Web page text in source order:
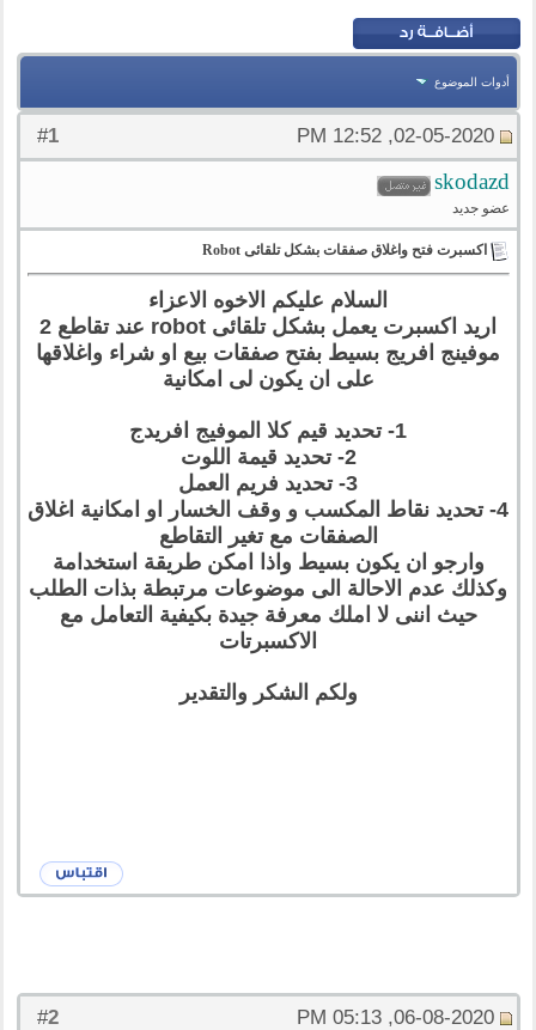
أدوات الموضوع
#
1 02-05-2020, 12:52 PM
skodazd
عضو جديد
اكسبرت فتح واغلاق صفقات بشكل تلقائى Robot
السلام عليكم الاخوه الاعزاء
اريد اكسبرت يعمل بشكل تلقائى robot عند تقاطع 2
موفينج افريج بسيط بفتح صفقات بيع او شراء واغلاقها
على ان يكون لى امكانية
1- تحديد قيم كلا الموفيج افريدج
2- تحديد قيمة اللوت
3- تحديد فريم العمل
4- تحديد نقاط المكسب و وقف الخسار او امكانية اغلاق
الصفقات مع تغير التقاطع
وارجو ان يكون بسيط واذا امكن طريقة استخدامة
وكذلك عدم الاحالة الى موضوعات مرتبطة بذات الطلب
حيث اننى لا املك معرفة جيدة بكيفية التعامل مع
الاكسبرتات
ولكم الشكر والتقدير
#
2 06-08-2020, 05:13 PM